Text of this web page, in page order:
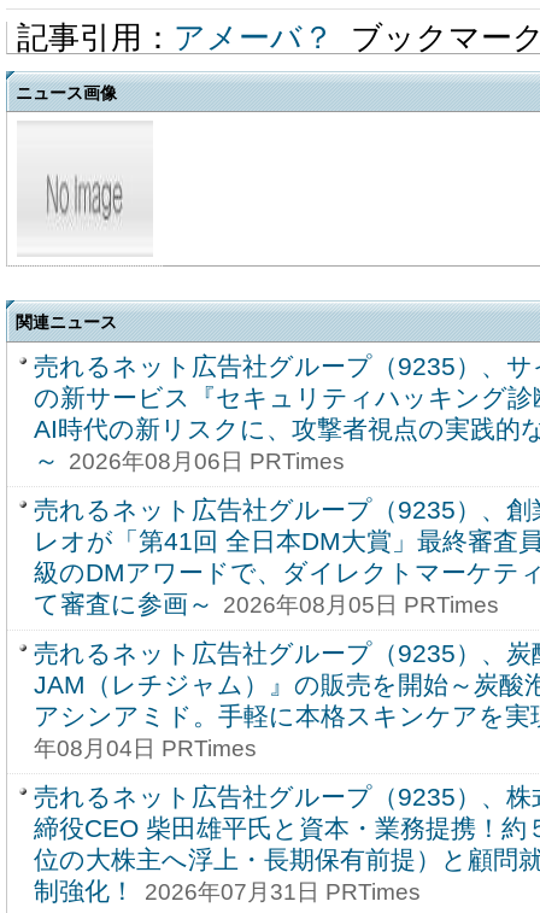
記事引用： アメーバ？ ブックマー
ニュース画像
関連ニュース
売れるネット広告社グループ（9235）、
の新サービス『セキュリティハッキング診
AI時代の新リスクに、攻撃者視点の実践的
～
2026年08月06日 PRTimes
売れるネット広告社グループ（9235）、創
レオが「第41回 全日本DM大賞」最終審査
級のDMアワードで、ダイレクトマーケテ
て審査に参画～
2026年08月05日 PRTimes
売れるネット広告社グループ（9235）、
JAM（レチジャム）』の販売を開始～炭酸
アシンアミド。手軽に本格スキンケアを実
年08月04日 PRTimes
売れるネット広告社グループ（9235）、
締役CEO 柴田雄平氏と資本・業務提携！約
位の大株主へ浮上・長期保有前提）と顧問
制強化！
2026年07月31日 PRTimes